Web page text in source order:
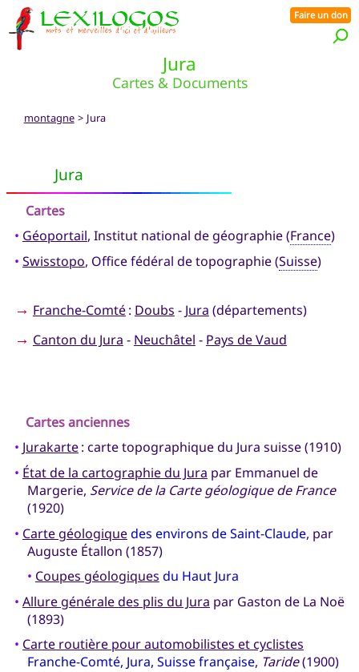
Jura
Cartes & Documents
Faire un don
montagne> Jura
Jura
Cartes
• Géoportail, Institut national de géographie (France)
• Swisstopo, Office fédéral de topographie (Suisse)
→ Franche-Comté: Doubs - Jura (départements)
→ Canton du Jura - Neuchâtel - Pays de Vaud
Cartes anciennes
• Jurakarte: carte topographique du Jura suisse (1910)
• État de la cartographie du Jura par Emmanuel de
Margerie, Service de la Carte géologique de France
(1920)
• Carte géologiquedes environs de Saint-Claude, par
Auguste Étallon (1857)
• Coupes géologiques du Haut Jura
• Allure générale des plis du Jura par Gaston de La Noë
(1893)
• Carte routière pour automobilistes et cyclistes
Franche-Comté, Jura, Suisse française, Taride(1900)